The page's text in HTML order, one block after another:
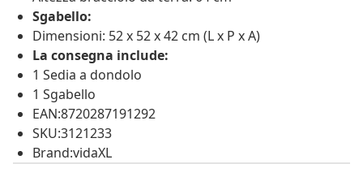
Sgabello:
Dimensioni: 52 x 52 x 42 cm (L x P x A)
La consegna include:
1 Sedia a dondolo
1 Sgabello
EAN:8720287191292
SKU:3121233
Brand:vidaXL